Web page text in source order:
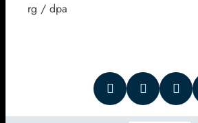
rg / dpa